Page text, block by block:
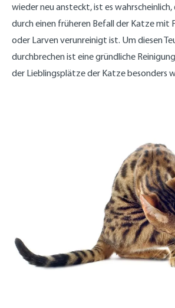
wieder neu ansteckt, ist es wahrscheinlich,
durch einen früheren Befall der Katze mit
oder Larven verunreinigt ist. Um diesen
durchbrechen ist eine gründliche
der Lieblingsplätze der Katze besonders